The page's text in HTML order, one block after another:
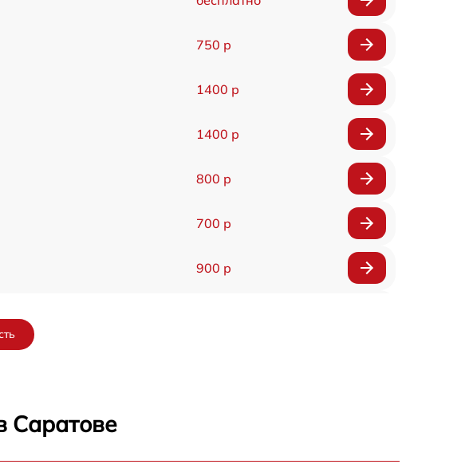
750 р
1400 р
1400 р
800 р
700 р
900 р
Саратове